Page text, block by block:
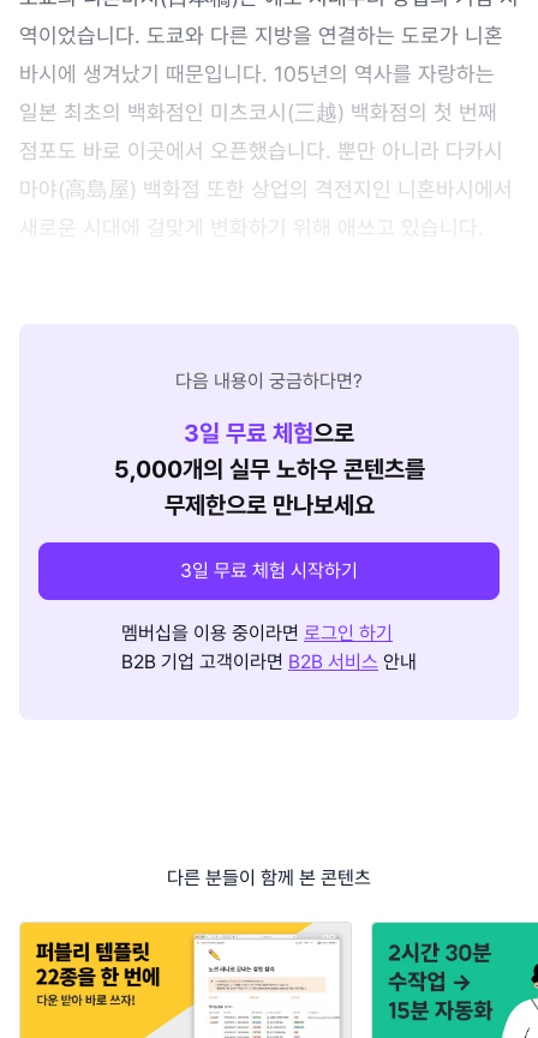
역이었습니다. 도쿄와 다른 지방을 연결하는 도로가 니혼
바시에 생겨났기 때문입니다. 105년의 역사를 자랑하는
일본 최초의 백화점인 미츠코시(三越) 백화점의 첫 번째
점포도 바로 이곳에서 오픈했습니다. 뿐만 아니라 다카시
마야(高島屋) 백화점 또한 상업의 격전지인 니혼바시에서
새로운 시대에 걸맞게 변화하기 위해 애쓰고 있습니다.
다음 내용이 궁금하다면?
3일 무료 체험으로
5,000개의 실무 노하우 콘텐츠를
무제한으로 만나보세요
3일 무료 체험 시작하기
멤버십을 이용 중이라면 로그인 하기
B2B 기업 고객이라면 B2B 서비스 안내
다른 분들이 함께 본 콘텐츠